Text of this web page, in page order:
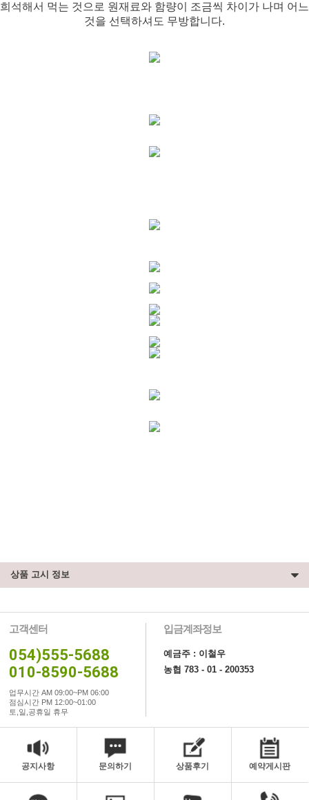
희석해서 먹는 것으로 원재료와 함량이 조금씩 차이가 나며 어느
것을 선택하셔도 무방합니다.
상품 고시 정보
고객센터
054)555-5688
010-8590-5688
업무시간 AM 09:00~PM 06:00
점심시간 PM 12:00~01:00
토,일,공휴일 휴무
입금계좌정보
예금주 : 이철우
농협 783 - 01 - 200353
공지사항 문의하기 상품후기 예약게시판